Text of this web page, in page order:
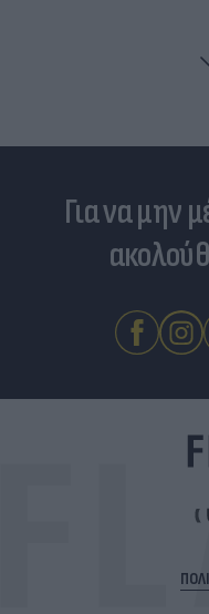
Για να μην